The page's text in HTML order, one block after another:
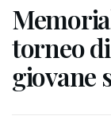
torneo
giovane